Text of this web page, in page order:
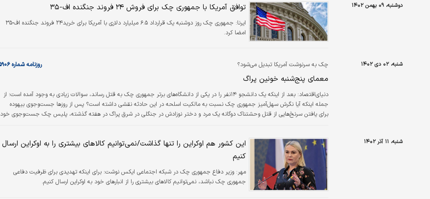
دوشنبه، ۰۹ بهمن ۱۴۰۲ توافق آمریکا با جمهوری چک برای فروش ۲۴ فروند جنگنده اف-۳۵
ایرنا:
جمهوری چک روز دوشنبه یک قرارداد ۶.۵ میلیارد دلاری با آمریکا برای خرید۲۴ فروند جنگنده اف-۳۵
امضا کرد.
شنبه، ۰۲ دی ۱۴۰۲ چک به سرنوشت آمریکا تبدیل می‌شود؟ روزنامه شماره ۵۹۰۶
معمای پنج‌شنبه خونین پراگ
دنیای‌اقتصاد:
بعد از اینکه یک دانشجو ۱۴نفر را در یکی از دانشگاه‌های برتر جمهوری چک به قتل رساند، سوالات زیادی به وجود آمده است؛ از
جمله اینکه آیا نگرش سهل‌آمیز جمهوری چک نسبت به مالکیت اسلحه در این حادثه نقشی داشته است؟ پس از روزها جست‌وجوی بیهوده
برای یافتن سرنخ‌هایی از قتل وحشتناک دوگانه یک مرد و دختر نوزادش در جنگلی در شرق پراگ در هفته گذشته، پلیس چک جست‌وجوی خود
شنبه، ۱۱ آذر ۱۴۰۲
این کشور هم اوکراین را تنها گذاشت/نمی‌توانیم کالاهای بیشتری را به اوکراین ارسال
کنیم
مهر: وزیر دفاع جمهوری چک در شبکه اجتماعی ایکس نوشت: برای اینکه تهدیدی برای ظرفیت دفاعی
جمهوری چک نباشد، نمی‌توانیم کالاهای بیشتری را از انبارهای خود به اوکراین ارسال کنیم.